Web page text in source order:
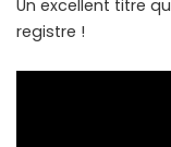
Un excellent titre
registre !